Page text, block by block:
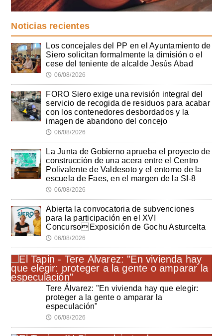
Noticias recientes
Los concejales del PP en el Ayuntamiento de
Siero solicitan formalmente la dimisión o el
cese del teniente de alcalde Jesús Abad
🕔 06/08/2026
FORO Siero exige una revisión integral del
servicio de recogida de residuos para acabar
con los contenedores desbordados y la
imagen de abandono del concejo
🕔 06/08/2026
La Junta de Gobierno aprueba el proyecto de
construcción de una acera entre el Centro
Polivalente de Valdesoto y el entorno de la
escuela de Faes, en el margen de la SI-8
🕔 06/08/2026
Abierta la convocatoria de subvenciones
para la participación en el XVI
ConcursoExposición de Gochu Asturcelta
🕔 06/08/2026
Tere Álvarez: "En vivienda hay que elegir:
proteger a la gente o amparar la
especulación"
🕔 06/08/2026